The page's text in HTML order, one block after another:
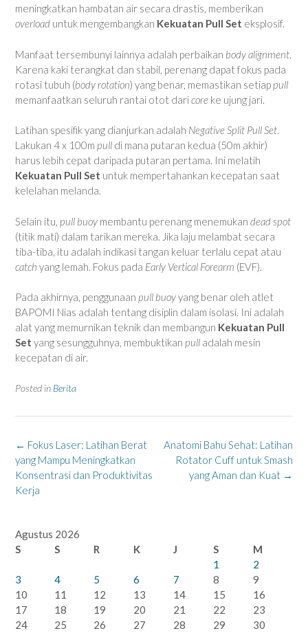
meningkatkan hambatan air secara drastis, memberikan
overload untuk mengembangkan Kekuatan Pull Set eksplosif.
Manfaat tersembunyi lainnya adalah perbaikan body alignment
Karena kaki terangkat dan stabil, perenang dapat fokus pada
rotasi tubuh (body rotation) yang benar, memastikan setiap pull
memanfaatkan seluruh rantai otot daricore ke ujung jari.
Latihan spesifik yang dianjurkan adalah Negative Split Pull Set.
Lakukan 4 x 100m pull di mana putaran kedua (50m akhir)
harus lebih cepat daripada putaran pertama. Ini melatih
Kekuatan Pull Set untuk mempertahankan kecepatan saat
kelelahan melanda.
Selain itu, pull buoy membantu perenang menemukan dead spot
(titik mati) dalam tarikan mereka. Jika laju melambat secara
tiba-tiba, itu adalah indikasi tangan keluar terlalu cepat atau
catch yang lemah. Fokus pada Early Vertical Forearm (EVF).
Pada akhirnya, penggunaan pull buoyyang benar oleh atlet
BAPOMI Nias adalah tentang disiplin dalam isolasi. Ini adalah
alat yang memurnikan teknik dan membangun Kekuatan Pull
Set yang sesungguhnya, membuktikan pull adalah mesin
kecepatan di air.
Posted in Berita
Post
navigation
Anatomi Bahu Sehat: Latihan
Rotator Cuff untuk Smash
yang Aman dan Kuat →
← Fokus Laser: Latihan Berat
yang Mampu Meningkatkan
Konsentrasi dan Produktivitas
Kerja
Agustus 2026
S
S R K J S
M
1
2
3
4 5 6 7 8
9
10
11 12 13 14 15
16
17
18 19 20 21 22
23
24
25 26 27 28 29
30